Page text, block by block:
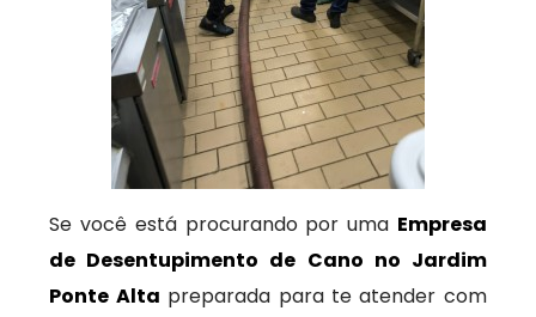
Se você está procurando por uma Empresa
de Desentupimento de Cano no Jardim
Ponte Alta preparada para te atender com